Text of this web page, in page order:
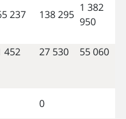
237 138 295
1 382
950
452 27 530 55 060
0